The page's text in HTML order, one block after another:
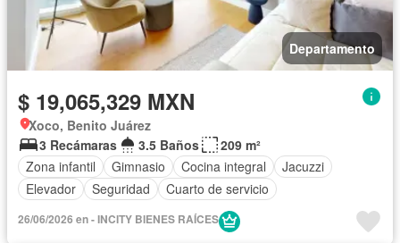
Departamento
$ 19,065,329 MXN
Xoco, Benito Juárez
3 Recámaras
3.5 Baños
209 m²
Zona infantil
Gimnasio Cocina integral
Jacuzzi
Elevador
Seguridad Cuarto de servicio
26/06/2026 en - INCITY BIENES RAÍCES